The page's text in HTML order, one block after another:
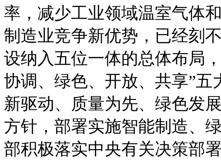
率，减少工业领域温室气体
制造业竞争新优势，已经刻
设纳入五位一体的总体布局
协调、绿色、开放、共享”五
新驱动、质量为先、绿色发
方针，部署实施智能制造、
部积极落实中央有关决策部